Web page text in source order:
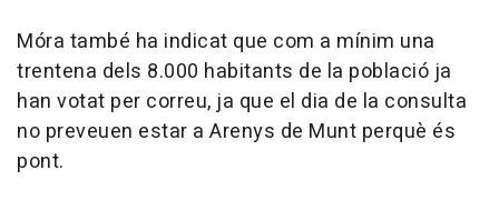
Móra també ha indicat que com a mínim una
trentena dels 8.000 habitants de la població ja
han votat per correu, ja que el dia de la consulta
no preveuen estar a Arenys de Munt perquè és
pont.